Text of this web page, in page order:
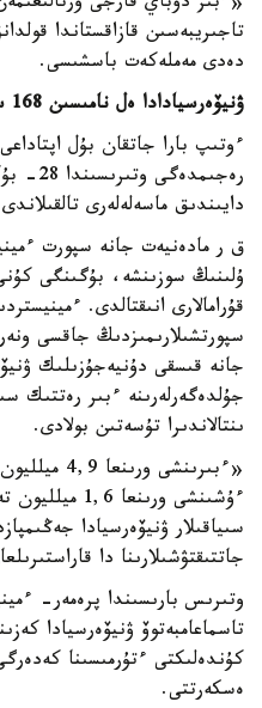
تاجىريبەسىن قازاقستاندا
دەدى مەملەكەت باسشىسى.
ۋنيۆەرسيادادا ەل نامىسىن 168 سپورتشى قورعايدى
ءوتىپ بارا جاتقان بۇل
دايىندىق ماسەلەلەرى
ق ر مادەنيەت جانە سپورت
ۇلىنىڭ سوزىنشە، بۇگىنگى
قۇرامالارى انىقتالدى.
سپورتشىلارىمىزدىڭ جاقسى
جانە قىسقى دۇنيەجۇزىلىك
جۇلدەگەرلەرىنە ءبىر رەتتىك
ىنتالاندىرا تۇسەتىن بولادى.
ءۇشىنشى
سىياقىلار ۋنيۆەرسيادا
جاتتىقتۋشىلارىنا دا
وتىرىس بارىسىندا پرەمەر-
تاسماعامبەتوۆ ۋنيۆەرسيادا
كۇندەلىكتى ءتۇرمىسىنا
ەسكەرتتى.